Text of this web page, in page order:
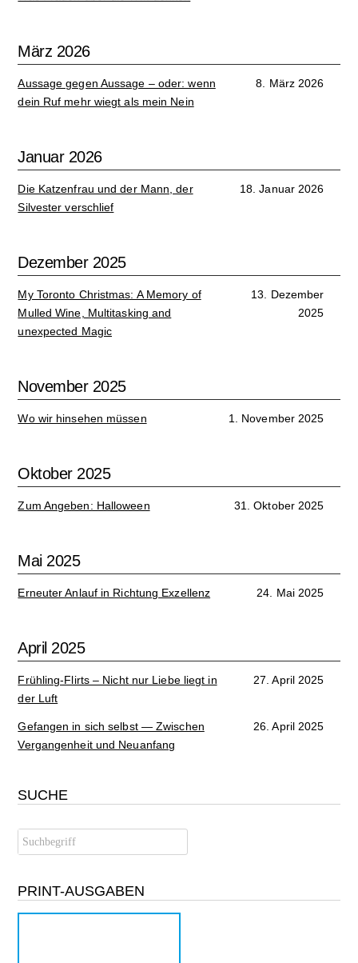
März 2026
Aussage gegen Aussage – oder: wenn
dein Ruf mehr wiegt als mein Nein
8. März 2026
Januar 2026
Die Katzenfrau und der Mann, der
Silvester verschlief
18. Januar 2026
Dezember 2025
My Toronto Christmas: A Memory of
Mulled Wine, Multitasking and
unexpected Magic
13. Dezember
2025
November 2025
Wo wir hinsehen müssen 1. November 2025
Oktober 2025
Zum Angeben: Halloween 31. Oktober 2025
Mai 2025
Erneuter Anlauf in Richtung Exzellenz 24. Mai 2025
April 2025
Frühling-Flirts – Nicht nur Liebe liegt in
der Luft
27. April 2025
Gefangen in sich selbst — Zwischen
Vergangenheit und Neuanfang
26. April 2025
SUCHE
PRINT-AUSGABEN